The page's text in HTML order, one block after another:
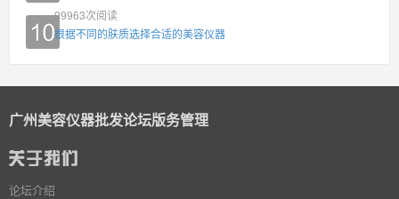
99963次阅读
根据不同的肤质选择合适的美容仪器
广州美容仪器批发论坛版务管理
论坛介绍